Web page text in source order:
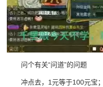
问个有关“问道”的问题
冲点去，1元等于100元宝